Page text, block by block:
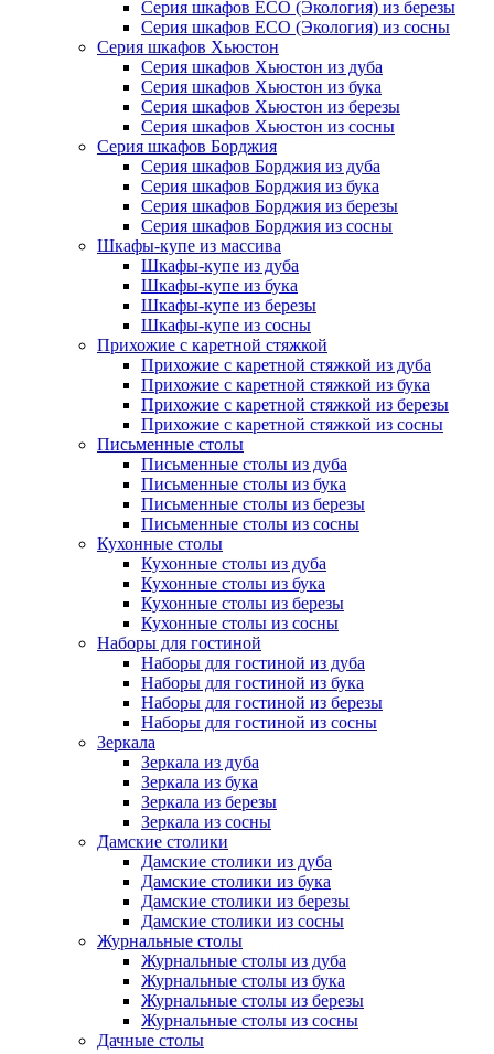
Серия шкафов ECO (Экология) из березы
Серия шкафов ECO (Экология) из сосны
Серия шкафов Хьюстон
Серия шкафов Хьюстон из дуба
Серия шкафов Хьюстон из бука
Серия шкафов Хьюстон из березы
Серия шкафов Хьюстон из сосны
Серия шкафов Борджия
Серия шкафов Борджия из дуба
Серия шкафов Борджия из бука
Серия шкафов Борджия из березы
Серия шкафов Борджия из сосны
Шкафы-купе из массива
Шкафы-купе из дуба
Шкафы-купе из бука
Шкафы-купе из березы
Шкафы-купе из сосны
Прихожие с каретной стяжкой
Прихожие с каретной стяжкой из дуба
Прихожие с каретной стяжкой из бука
Прихожие с каретной стяжкой из березы
Прихожие с каретной стяжкой из сосны
Письменные столы
Письменные столы из дуба
Письменные столы из бука
Письменные столы из березы
Письменные столы из сосны
Кухонные столы
Кухонные столы из дуба
Кухонные столы из бука
Кухонные столы из березы
Кухонные столы из сосны
Наборы для гостиной
Наборы для гостиной из дуба
Наборы для гостиной из бука
Наборы для гостиной из березы
Наборы для гостиной из сосны
Зеркала
Зеркала из дуба
Зеркала из бука
Зеркала из березы
Зеркала из сосны
Дамские столики
Дамские столики из дуба
Дамские столики из бука
Дамские столики из березы
Дамские столики из сосны
Журнальные столы
Журнальные столы из дуба
Журнальные столы из бука
Журнальные столы из березы
Журнальные столы из сосны
Дачные столы